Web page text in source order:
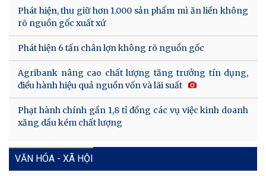
Phát hiện, thu giữ hơn 1.000 sản phẩm mì ăn liền không
rõ nguồn gốc xuất xứ
Phát hiện 6 tấn chân lợn không rõ nguồn gốc
Agribank nâng cao chất lượng tăng trưởng tín dụng,
điều hành hiệu quả nguồn vốn và lãi suất
Phạt hành chính gần 1,8 tỉ đồng các vụ việc kinh doanh
xăng dầu kém chất lượng
VĂN HÓA - XÃ HỘI